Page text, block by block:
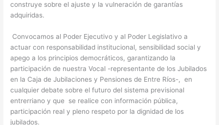
construye sobre el ajuste y la vulneración de garantías
adquiridas.
Convocamos al Poder Ejecutivo y al Poder Legislativo a
actuar con responsabilidad institucional, sensibilidad social y
apego a los principios democráticos, garantizando la
participación de nuestra Vocal -representante de los Jubilados
en la Caja de Jubilaciones y Pensiones de Entre Ríos-, en
cualquier debate sobre el futuro del sistema previsional
entrerriano y que se realice con información pública,
participación real y pleno respeto por la dignidad de los
jubilados.